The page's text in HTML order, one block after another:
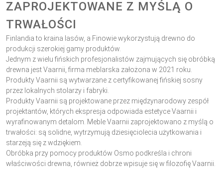
ZAPROJEKTOWANE Z MYŚLĄ O
TRWAŁOŚCI
Finlandia to kraina lasów, a Finowie wykorzystują drewno do
produkcji szerokiej gamy produktów.
Jednym z wielu fińskich profesjonalistów zajmujących się obróbką
drewna jest Vaarnii, firma meblarska założona w 2021 roku.
Produkty Vaarnii są wytwarzane z certyfikowanej fińskiej sosny
przez lokalnych stolarzy i fabryki.
Produkty Vaarnii są projektowane przez międzynarodowy zespół
projektantów, których ekspresja odpowiada estetyce Vaarnii i
wyrafinowanym detalom. Meble Vaarnii zaprojektowano z myślą o
trwałości: są solidne, wytrzymują dziesięciolecia użytkowania i
starzeją się z wdziękiem.
Obróbka przy pomocy produktów Osmo podkreśla i chroni
właściwości drewna, również dobrze wpisuje się w filozofię Vaarnii.